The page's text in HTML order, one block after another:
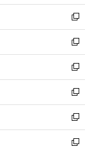
ウ
ィ
ン
ド
ウ
で
開
く
し
い
ウ
ィ
ン
ド
ウ
で
開
く
新
し
い
ウ
ィ
ン
ド
ウ
で
開
く
新
し
い
ウ
ィ
ン
ド
ウ
で
新
し
い
ウ
ィ
ン
ド
新
し
い
ウ
ィ
新
し
い
新